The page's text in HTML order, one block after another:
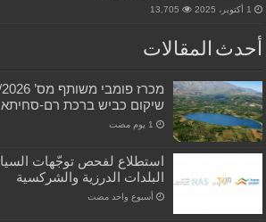
1 أكتوبر، 2025 13,705
أحدث المقالات
שיקום כביש ברכת רם-סחיתא
استطلاع لفحص توجّهات
البلدات الدرزية والشركسية
‏أسبوع واحد مضت